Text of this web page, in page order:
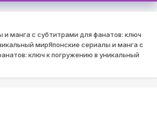
и манга с субтитрами для фанатов: ключ
мирЯпонские сериалы и манга с
ключ к погружению в уникальный